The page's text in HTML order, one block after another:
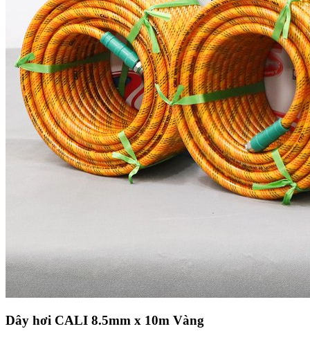
Dây hơi CALI 8.5mm x 10m Vàng